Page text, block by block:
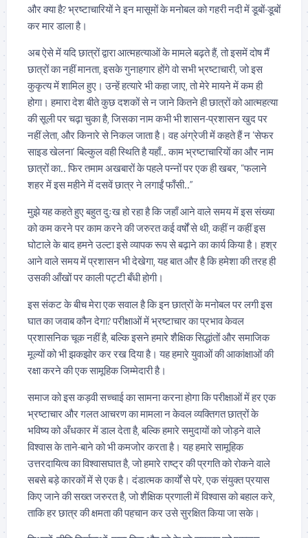
और क्या है? भ्रष्टाचारियों ने इन मासूमों के मनोबल को गहरी नदी में डूबों-डूबों
कर मार डाला है।
अब ऐसे में यदि छात्रों द्वारा आत्महत्याओं के मामले बढ़ते हैं, तो इसमें दोष मैं
छात्रों का नहीं मानता, इसके गुनाहगार होंगे वो सभी भ्रष्टाचारी, जो इस
कुकृत्य में शामिल हुए। उन्हें हत्यारे भी कहा जाए, तो मेरे मायने में कम ही
होगा। हमारा देश बीते कुछ दशकों से न जाने कितने ही छात्रों को आत्महत्या
की सूली पर चढ़ा चुका है, जिसका नाम कभी भी शासन-प्रशासन खुद पर
नहीं लेता, और किनारे से निकल जाता है। वह अंग्रेजी में कहते हैं न ‘सेफर
साइड खेलना’ बिल्कुल वही स्थिति है यहाँ.. काम भ्रष्टाचारियों का और नाम
छात्रों का.. फिर तमाम अखबारों के पहले पन्नों पर एक ही खबर, “फलाने
शहर में इस महीने में दसवें छात्र ने लगाईं फाँसी..”
मुझे यह कहते हुए बहुत दुःख हो रहा है कि जहाँ आने वाले समय में इस संख्या
को कम करने पर काम करने की जरुरत कई वर्षों से थी, कहीं न कहीं इस
घोटाले के बाद हमने उल्टा इसे व्यापक रूप से बढ़ाने का कार्य किया है। हश्र
आने वाले समय में प्रशासन भी देखेगा, यह बात और है कि हमेशा की तरह ही
उसकी आँखों पर काली पट्टी बँधी होगी।
इस संकट के बीच मेरा एक सवाल है कि इन छात्रों के मनोबल पर लगी इस
घात का जवाब कौन देगा? परीक्षाओं में भ्रष्टाचार का प्रभाव केवल
प्रशासनिक चूक नहीं है, बल्कि इसने हमारे शैक्षिक सिद्धांतों और समाजिक
मूल्यों को भी झकझोर कर रख दिया है। यह हमारे युवाओं की आकांक्षाओं की
रक्षा करने की एक सामूहिक जिम्मेदारी है।
समाज को इस कड़वी सच्चाई का सामना करना होगा कि परीक्षाओं में हर एक
भ्रष्टाचार और गलत आचरण का मामला न केवल व्यक्तिगत छात्रों के
भविष्य को अँधकार में डाल देता है, बल्कि हमारे समुदायों को जोड़ने वाले
विश्वास के ताने-बाने को भी कमजोर करता है। यह हमारे सामूहिक
उत्तरदायित्व का विश्वासघात है, जो हमारे राष्ट्र की प्रगति को रोकने वाले
सबसे बड़े कारकों में से एक है। दंडात्मक कार्यों से परे, एक संयुक्त प्रयास
किए जाने की सख्त जरुरत है, जो शैक्षिक प्रणाली में विश्वास को बहाल करे,
ताकि हर छात्र की क्षमता की पहचान कर उसे सुरक्षित किया जा सके।